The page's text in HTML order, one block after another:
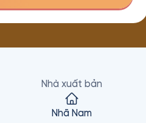
Nhà xuất bản
Nhã Nam